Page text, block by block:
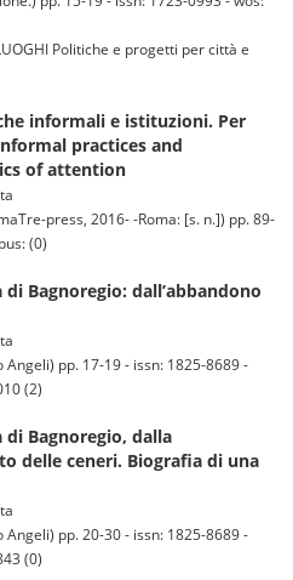
Politiche e progetti per città e
informali e istituzioni. Per
practices and
of attention
press, 2016- -Roma: [s. n.]) pp. 89-
(0)
di Bagnoregio: dall’abbandono
Angeli) pp. 17-19 - issn: 1825-8689 -
(2)
di Bagnoregio, dalla
delle ceneri. Biografia di una
Angeli) pp. 20-30 - issn: 1825-8689 -
(0)